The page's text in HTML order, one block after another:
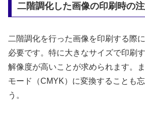
二階調化した画像の印刷時の
二階調化を行った画像を印刷する際
必要です。特に大きなサイズで印刷
解像度が高いことが求められます。
モード（CMYK）に変換することも
う。